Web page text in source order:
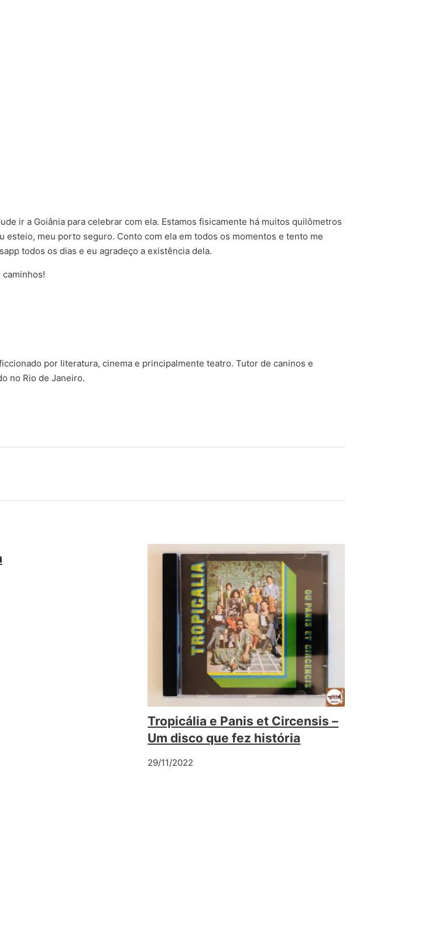
ir a Goiânia para celebrar com ela. Estamos fisicamente há muitos quilômetros
esteio, meu porto seguro. Conto com ela em todos os momentos e tento me
todos os dias e eu agradeço a existência dela.
por literatura, cinema e principalmente teatro. Tutor de caninos e
no Rio de Janeiro.
Tropicália e Panis et Circensis –
Um disco que fez história
29/11/2022